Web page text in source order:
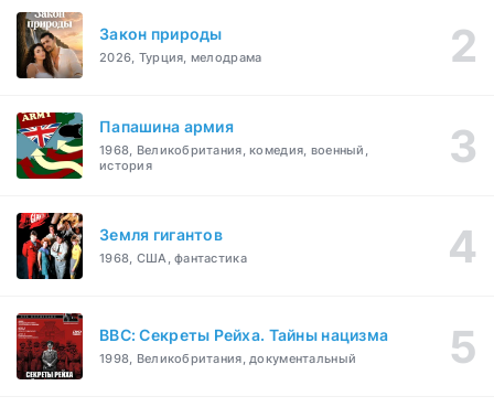
Закон природы
2026, Турция, мелодрама
Папашина армия
1968, Великобритания, комедия, военный,
история
Земля гигантов
1968, США, фантастика
BBC: Секреты Рейха. Тайны нацизма
1998, Великобритания, документальный